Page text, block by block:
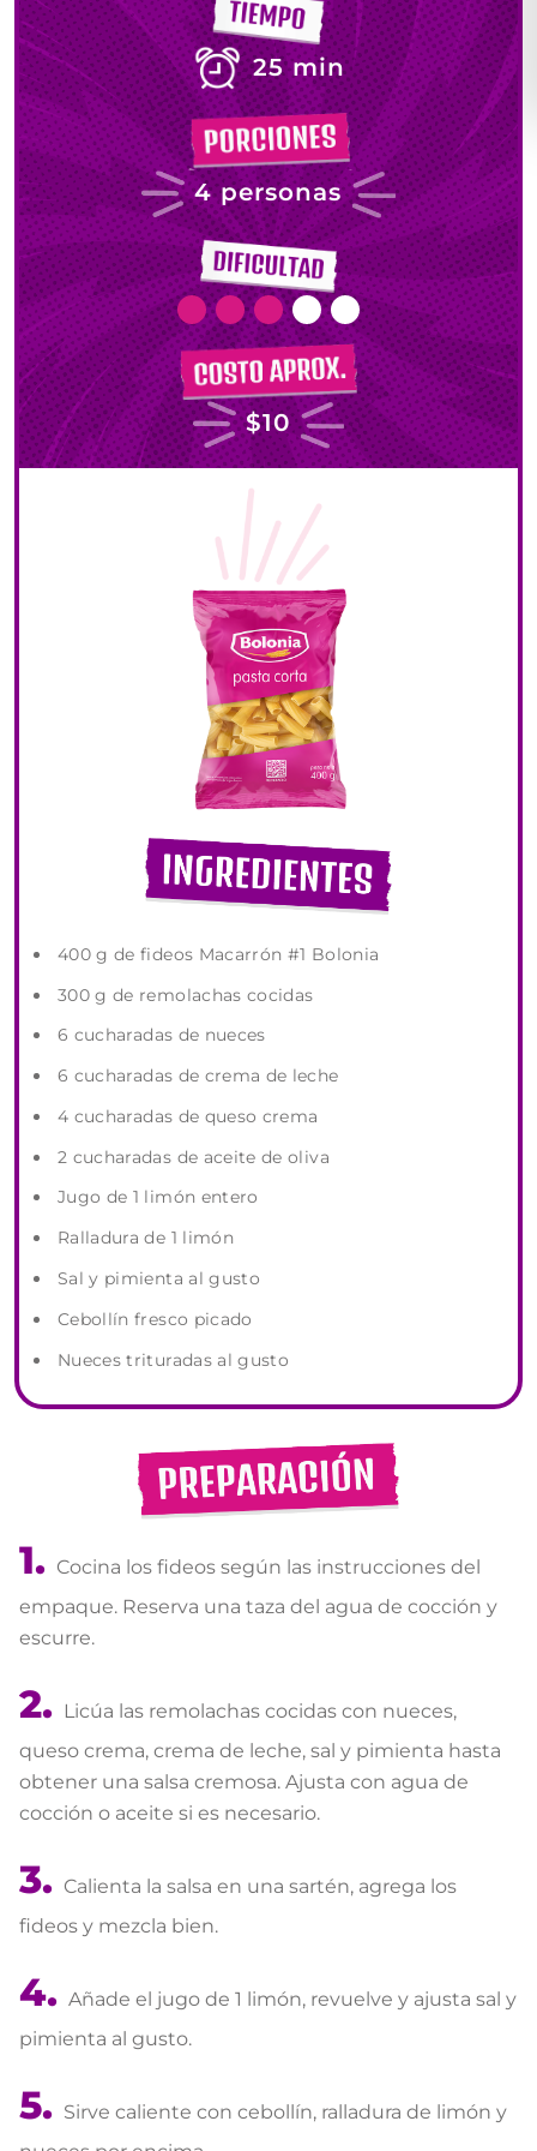
25 min
4 personas
$10
400 g de fideos Macarrón #1 Bolonia
300 g de remolachas cocidas
6 cucharadas de nueces
6 cucharadas de crema de leche
4 cucharadas de queso crema
2 cucharadas de aceite de oliva
Jugo de 1 limón entero
Ralladura de 1 limón
Sal y pimienta al gusto
Cebollín fresco picado
Nueces trituradas al gusto
Cocina los fideos según las instrucciones del
empaque. Reserva una taza del agua de cocción y
escurre.
Licúa las remolachas cocidas con nueces,
queso crema, crema de leche, sal y pimienta hasta
obtener una salsa cremosa. Ajusta con agua de
cocción o aceite si es necesario.
Calienta la salsa en una sartén, agrega los
fideos y mezcla bien.
Añade el jugo de 1 limón, revuelve y ajusta sal y
pimienta al gusto.
Sirve caliente con cebollín, ralladura de limón y